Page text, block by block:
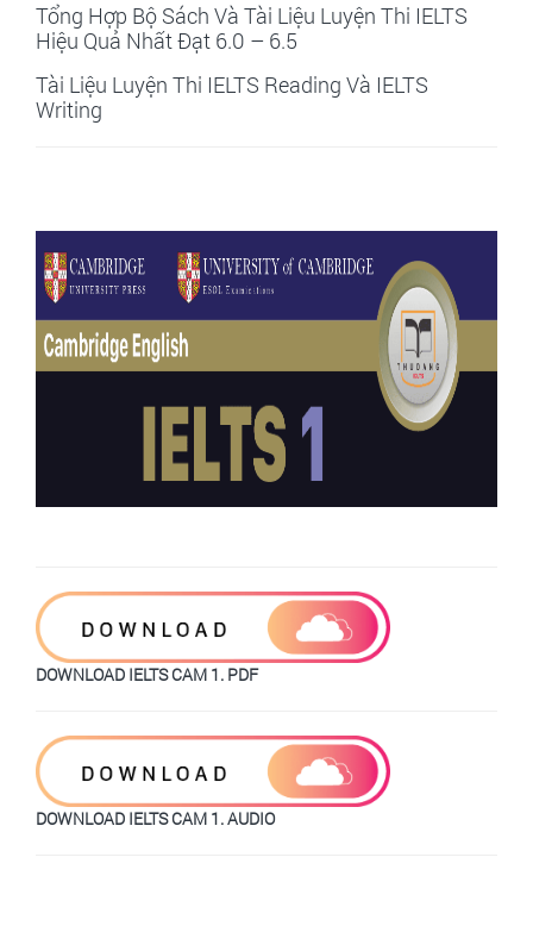
Tổng Hợp Bộ Sách Và Tài Liệu Luyện Thi IELTS
Hiệu Quả Nhất Đạt 6.0 – 6.5
Tài Liệu Luyện Thi IELTS Reading Và IELTS
Writing
DOWNLOAD IELTS CAM 1. PDF
DOWNLOAD IELTS CAM 1. AUDIO